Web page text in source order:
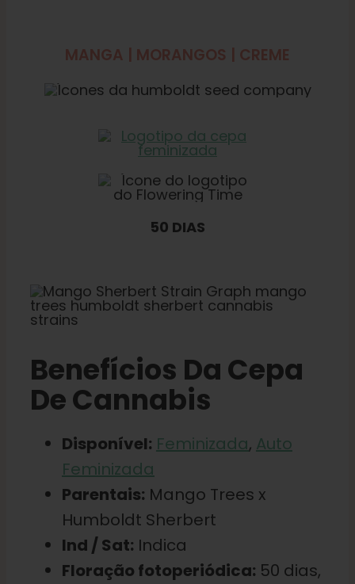
MANGA | MORANGOS | CREME
50 DIAS
Benefícios Da Cepa
De Cannabis
Disponível: Feminizada, Auto
Feminizada
Parentais: Mango Trees x
Humboldt Sherbert
Ind / Sat: Indica
Floração fotoperiódica: 50 dias,